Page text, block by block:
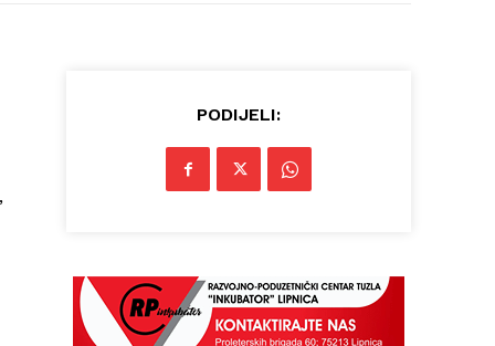
PODIJELI: